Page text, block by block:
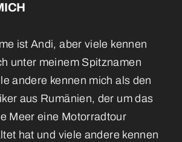
ist Andi, aber viele kennen
unter meinem Spitznamen
andere kennen mich als den
aus Rumänien, der um das
Meer eine Motorradtour
hat und viele andere kennen